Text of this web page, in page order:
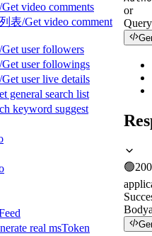
video comments
表/Get video comment
user followers
user followings
user live details
general search list
keyword suggest
real msToken
or
🟢200
Body